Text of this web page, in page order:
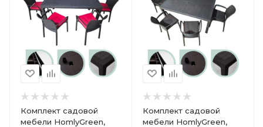
Комплект садовой
мебели HomlyGreen,
Комплект садовой
мебели HomlyGreen,